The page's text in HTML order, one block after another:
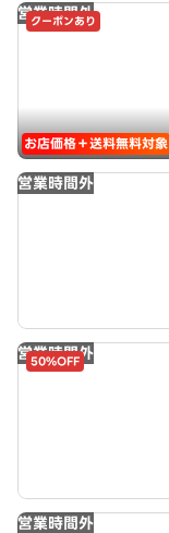
営業時間外
クーポンあり
お店価格＋送料無料対象
営業時間外
営業時間外
50%OFF
営業時間外